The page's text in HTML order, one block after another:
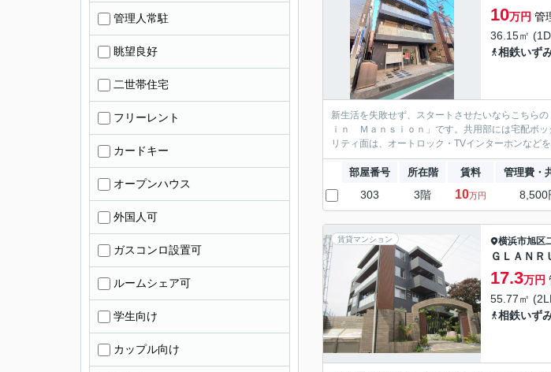
10万円 管
36.15㎡
相鉄いず
新生活を失敗せず、スタートさせたいならこちら
ｉｎ Ｍａｎｓｉｏｎ」です。共用部には宅配ボ
リティ面は、オートロック・TVインターホンなど
部屋番号 所在階 賃料 管理費・
303 3階 10万円 8,500
賃貸マンション 横浜市旭区
ＧＬＡＮＲ
17.3万円
55.77㎡
相鉄いず
管理人常駐
眺望良好
二世帯住宅
フリーレント
カードキー
オープンハウス
外国人可
ガスコンロ設置可
ルームシェア可
学生向け
カップル向け